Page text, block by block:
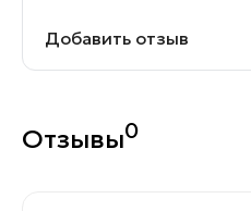
Добавить отзыв
Отзывы0